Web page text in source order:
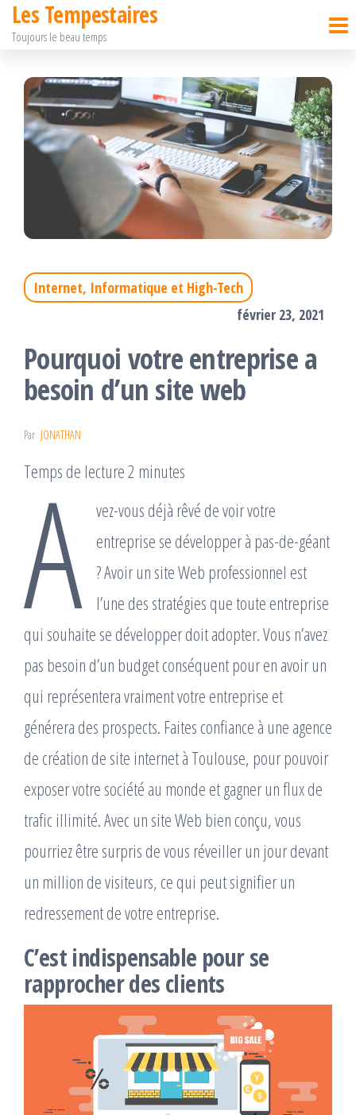
Passer
contenu
Les Tempestaires
Toujours le beau temps
Internet, Informatique et High-Tech
février 23, 2021
Pourquoi votre entreprise a
besoin d’un site web
Par JONATHAN
Temps de lecture 2 minutes
A
vez-vous déjà rêvé de voir votre
entreprise se développer à pas-de-géant
? Avoir un site Web professionnel est
l’une des stratégies que toute entreprise
qui souhaite se développer doit adopter. Vous n’avez
pas besoin d’un budget conséquent pour en avoir un
qui représentera vraiment votre entreprise et
générera des prospects. Faites confiance à une agence
de création de site internet à Toulouse, pour pouvoir
exposer votre société au monde et gagner un flux de
trafic illimité. Avec un site Web bien conçu, vous
pourriez être surpris de vous réveiller un jour devant
un million de visiteurs, ce qui peut signifier un
redressement de votre entreprise.
C’est indispensable pour se
rapprocher des clients